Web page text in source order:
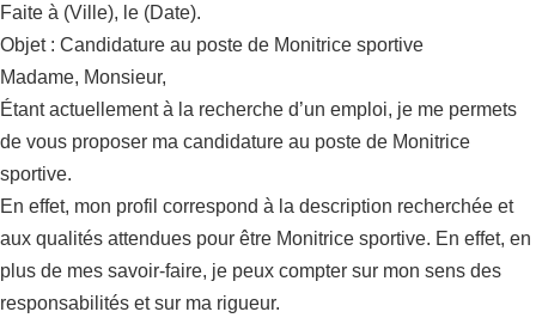
Faite à (Ville), le (Date).
Objet : Candidature au poste de Monitrice sportive
Madame, Monsieur,
Étant actuellement à la recherche d’un emploi, je me permets
de vous proposer ma candidature au poste de Monitrice
sportive.
En effet, mon profil correspond à la description recherchée et
aux qualités attendues pour être Monitrice sportive. En effet, en
plus de mes savoir-faire, je peux compter sur mon sens des
responsabilités et sur ma rigueur.